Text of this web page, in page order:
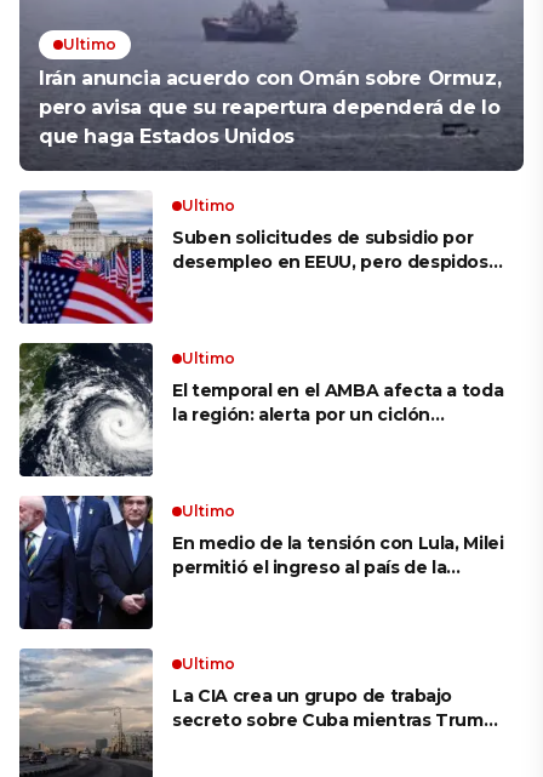
Ultimo
Irán anuncia acuerdo con Omán sobre Ormuz,
pero avisa que su reapertura dependerá de lo
que haga Estados Unidos
Ultimo
Suben solicitudes de subsidio por
desempleo en EEUU, pero despidos
Ultimo
El temporal en el AMBA afecta a toda
la región: alerta por un ciclón
Ultimo
En medio de la tensión con Lula, Milei
permitió el ingreso al país de la
Ultimo
La CIA crea un grupo de trabajo
secreto sobre Cuba mientras Trump